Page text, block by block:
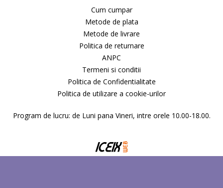
Cum cumpar
Metode de plata
Metode de livrare
Politica de returnare
ANPC
Termeni si conditii
Politica de Confidentialitate
Politica de utilizare a cookie-urilor
Program de lucru: de Luni pana Vineri, intre orele 10.00-18.00.